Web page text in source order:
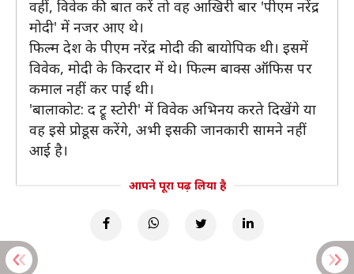
वहीं, विवेक की बात करें तो वह आखिरी बार 'पीएम नरेंद्र
मोदी' में नजर आए थे।
फिल्म देश के पीएम नरेंद्र मोदी की बायोपिक थी। इसमें
विवेक, मोदी के किरदार में थे। फिल्म बाक्स ऑफिस पर
कमाल नहीं कर पाई थी।
'बालाकोट: द ट्रू स्टोरी' में विवेक अभिनय करते दिखेंगे या
वह इसे प्रोडूस करेंगे, अभी इसकी जानकारी सामने नहीं
आई है।
आपने पूरा पढ़ लिया है